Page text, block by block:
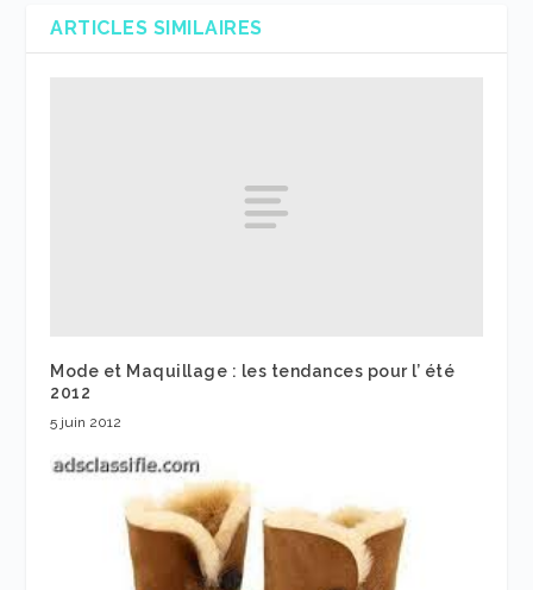
ARTICLES SIMILAIRES
Mode et Maquillage : les tendances pour l’ été
2012
5 juin 2012